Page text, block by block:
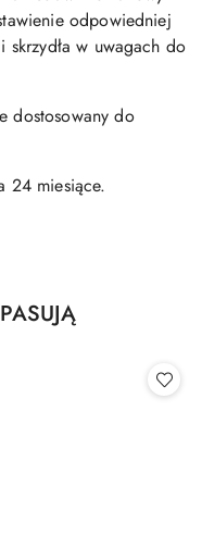
odpowiedniej
w uwagach do
dostosowany do
24 miesiące.